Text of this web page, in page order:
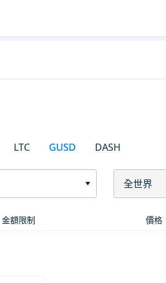
LTC GUSD DASH
全世界
金額限制 價格